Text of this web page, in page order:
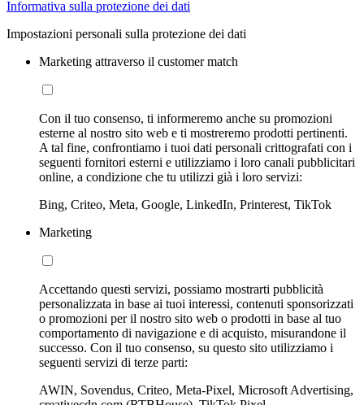
Informativa sulla protezione dei dati
Impostazioni personali sulla protezione dei dati
Marketing attraverso il customer match
Con il tuo consenso, ti informeremo anche su promozioni
esterne al nostro sito web e ti mostreremo prodotti pertinenti.
A tal fine, confrontiamo i tuoi dati personali crittografati con i
seguenti fornitori esterni e utilizziamo i loro canali pubblicitari
online, a condizione che tu utilizzi già i loro servizi:
Bing, Criteo, Meta, Google, LinkedIn, Printerest, TikTok
Marketing
Accettando questi servizi, possiamo mostrarti pubblicità
personalizzata in base ai tuoi interessi, contenuti sponsorizzati
o promozioni per il nostro sito web o prodotti in base al tuo
comportamento di navigazione e di acquisto, misurandone il
successo. Con il tuo consenso, su questo sito utilizziamo i
seguenti servizi di terze parti:
AWIN, Sovendus, Criteo, Meta-Pixel, Microsoft Advertising,